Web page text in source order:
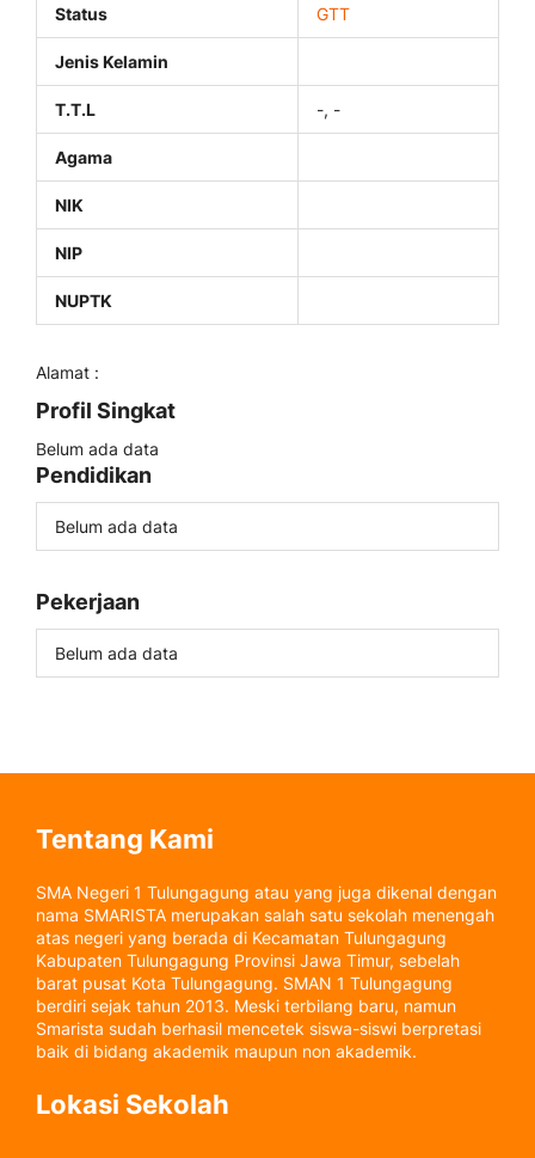
Status GTT
Jenis Kelamin
T.T.L -, -
Agama
NIK
NIP
NUPTK
Alamat :
Profil Singkat
Belum ada data
Pendidikan
Belum ada data
Pekerjaan
Belum ada data
Tentang Kami
SMA Negeri 1 Tulungagung atau yang juga dikenal dengan
nama SMARISTA merupakan salah satu sekolah menengah
atas negeri yang berada di Kecamatan Tulungagung
Kabupaten Tulungagung Provinsi Jawa Timur, sebelah
barat pusat Kota Tulungagung. SMAN 1 Tulungagung
berdiri sejak tahun 2013. Meski terbilang baru, namun
Smarista sudah berhasil mencetek siswa-siswi berpretasi
baik di bidang akademik maupun non akademik.
Lokasi Sekolah